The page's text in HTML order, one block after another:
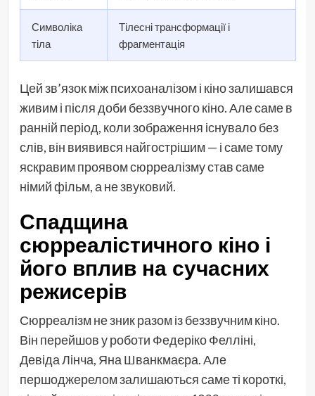
Символіка
тіла
Тілесні трансформації і
фрагментація
Цей зв’язок між психоаналізом і кіно залишався
живим і після доби беззвучного кіно. Але саме в
ранній період, коли зображення існувало без
слів, він виявився найгострішим — і саме тому
яскравим проявом сюрреалізму став саме
німий фільм, а не звуковий.
Спадщина
сюрреалістичного кіно і
його вплив на сучасних
режисерів
Сюрреалізм не зник разом із беззвучним кіно.
Він перейшов у роботи Федеріко Фелліні,
Девіда Лінча, Яна Шванкмаєра. Але
першоджерелом залишаються саме ті короткі,